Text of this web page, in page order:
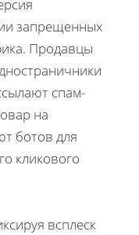
запрещенных
Продавцы
спам-
на
ботов для
кликового
всплеск